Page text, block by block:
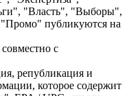
"Власть", "Выборы",
публикуются на
с
републикация и
которое содержит